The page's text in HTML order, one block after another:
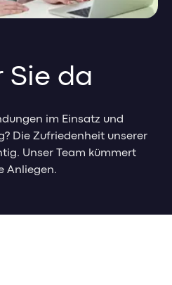
Sie da
im Einsatz und
Die Zufriedenheit unserer
Unser Team kümmert
Anliegen.